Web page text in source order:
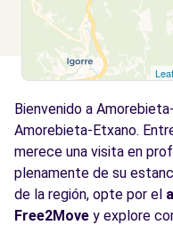
Bienvenido a
Amorebieta-Etxano.
merece una visita en
plenamente de su
de la región, opte por el
Free2Move y explore